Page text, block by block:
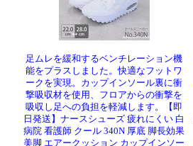
足ムレを緩和するベンチレーション機
能をプラスしました。快適なフットワ
ークを実現。カップインソール裏に衝
撃吸収材を使用、フロアからの衝撃を
吸収し足への負担を軽減します。【即
日発送】ナースシューズ 疲れにくい 白
病院 看護師 クール 340N 厚底 脚長効果
美脚 エアークッション カップインソー